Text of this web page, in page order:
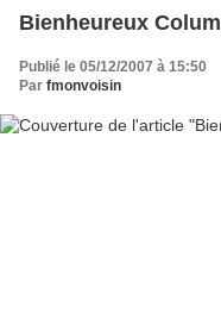
Bienheureux
Publié le 05/12/2007 à 15:50
Par fmonvoisin